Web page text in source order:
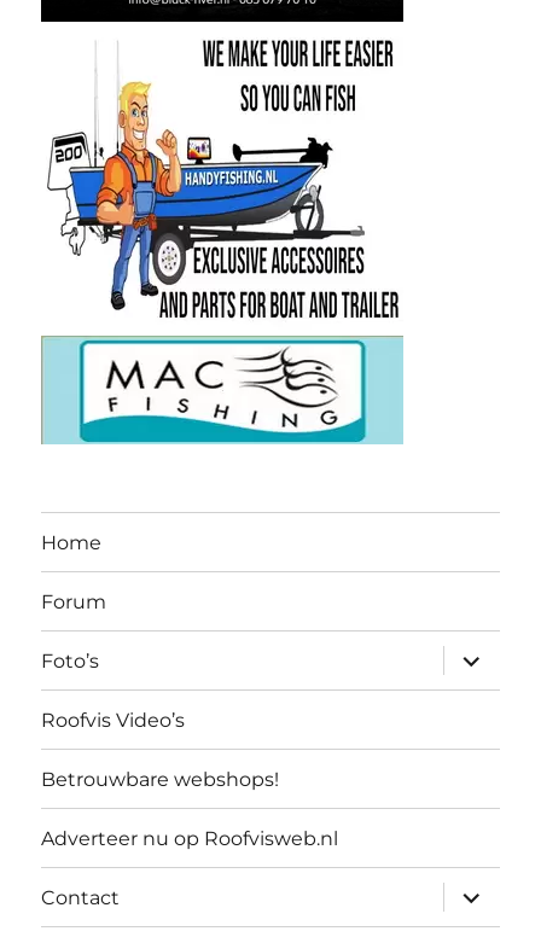
Home
Forum
Foto’s
Roofvis Video’s
Betrouwbare webshops!
Adverteer nu op Roofvisweb.nl
Contact